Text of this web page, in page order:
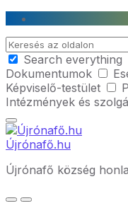
Skip
content
Skip
main
navigation
Skip
footer
Search
Search everything
Dokumentumok
Képviselő-testület
Intézmények és
Újrónafő.hu
Újrónafő község